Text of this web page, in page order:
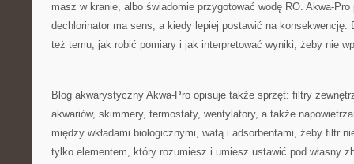
masz w kranie, albo świadomie przygotować wodę RO. Akwa-
dechlorinator ma sens, a kiedy lepiej postawić na konsekwencję.
też temu, jak robić pomiary i jak interpretować wyniki, żeby nie
Blog akwarystyczny Akwa-Pro opisuje także sprzęt: filtry
akwariów, skimmery, termostaty, wentylatory, a także
między wkładami biologicznymi, watą i adsorbentami, żeby filtr
tylko elementem, który rozumiesz i umiesz ustawić pod własny